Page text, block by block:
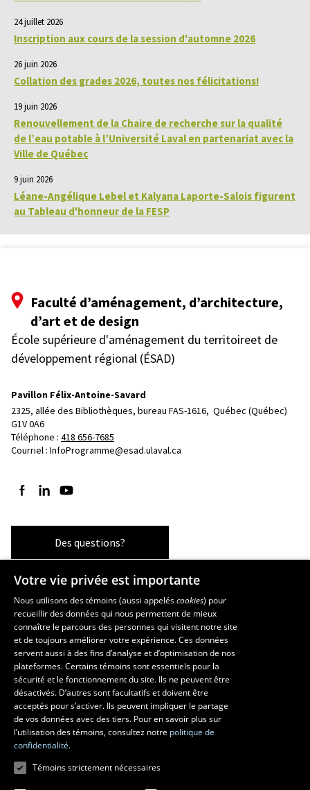
24 juillet 2026
Inscription aux cours de la session d'automne 2026
26 juin 2026
Collation des grades 2026, toutes nos félicitations!
19 juin 2026
Renouvellement de la Chaire de recherche sur la qualité
de l’eau potable à l’Université Laval en partenariat avec la
Ville de Québec
9 juin 2026
Léane-Angélique Lebel et Kalyana Laporte-Salois figurent
au Tableau d'honneur de la FESP
Faculté d’aménagement, d’architecture,
d’art et de design
École supérieure d'aménagement du territoireet de
développement régional (ÉSAD)
Pavillon Félix-Antoine-Savard
2325, allée des Bibliothèques, bureau FAS-1616, Québec (Québec)
G1V 0A6
Téléphone : 418 656-7685
Courriel : InfoProgramme@esad.ulaval.ca
Suivez-nous sur Facebook
Suivez-nous sur LinkedIn
Suivez-nous sur YouTube
Des questions?
Les écoles et la recherche
École supérieure d’aménagement du territoire et de développement
régional
École d’architecture
École d’art
École de design
Centre de recherche en aménagement et développement
Votre vie privée est importante
Nous utilisons des témoins (aussi appeléscookies) pour
recueillir des données qui nous permettent de mieux
connaître le parcours des personnes qui visitent notre site
et de toujours améliorer votre expérience. Ces données
servent aussi à des fins d’analyse et d’optimisation de nos
plateformes. Certains témoins sont essentiels pour la
sécurité et le fonctionnement du site. Ils ne peuvent être
désactivés. D’autres sont facultatifs et doivent être
acceptés pour s’activer. Ils peuvent impliquer le partage
de vos données avec des tiers. Pour en savoir plus sur
l’utilisation des témoins, consultez notre politique de
confidentialité.
Témoins strictement nécessaires